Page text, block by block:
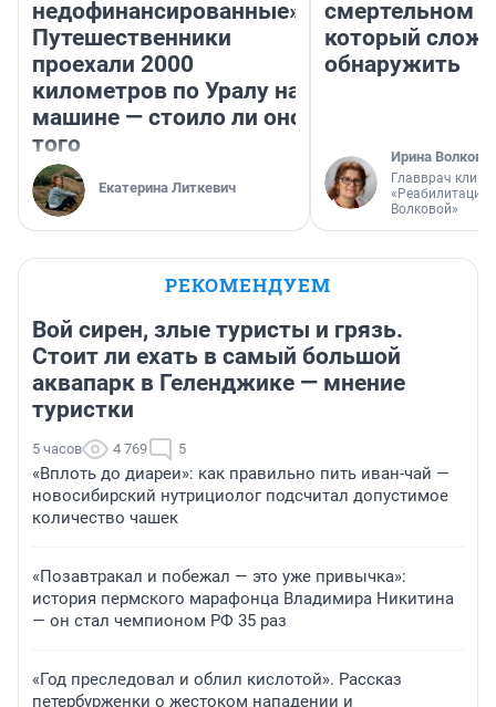
недофинансированные».
Путешественники
проехали 2000
километров по Уралу на
машине — стоило ли оно
того
Екатерина Литкевич
смертельном
который
обнаружить
Ирина Волкова
Главврач
«Реабилитация
Волковой»
РЕКОМЕНДУЕМ
Вой сирен, злые туристы и грязь.
Стоит ли ехать в самый большой
аквапарк в Геленджике — мнение
туристки
5 часов 4 769 5
«Вплоть до диареи»: как правильно пить иван-чай —
новосибирский нутрициолог подсчитал допустимое
количество чашек
«Позавтракал и побежал — это уже привычка»:
история пермского марафонца Владимира Никитина
— он стал чемпионом РФ 35 раз
«Год преследовал и облил кислотой». Рассказ
петербурженки о жестоком нападении и